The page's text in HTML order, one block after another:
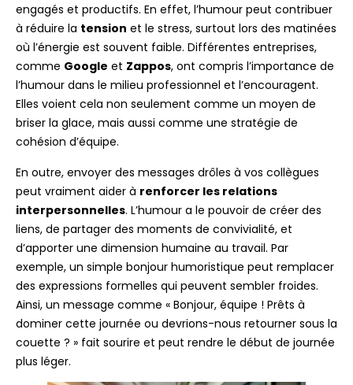
engagés et productifs. En effet, l’humour peut contribuer
à réduire la tension et le stress, surtout lors des matinées
où l’énergie est souvent faible. Différentes entreprises,
comme Google et Zappos, ont compris l’importance de
l’humour dans le milieu professionnel et l’encouragent.
Elles voient cela non seulement comme un moyen de
briser la glace, mais aussi comme une stratégie de
cohésion d’équipe.
En outre, envoyer des messages drôles à vos collègues
peut vraiment aider à renforcer les relations
interpersonnelles. L’humour a le pouvoir de créer des
liens, de partager des moments de convivialité, et
d’apporter une dimension humaine au travail. Par
exemple, un simple bonjour humoristique peut remplacer
des expressions formelles qui peuvent sembler froides.
Ainsi, un message comme « Bonjour, équipe ! Prêts à
dominer cette journée ou devrions-nous retourner sous la
couette ? » fait sourire et peut rendre le début de journée
plus léger.